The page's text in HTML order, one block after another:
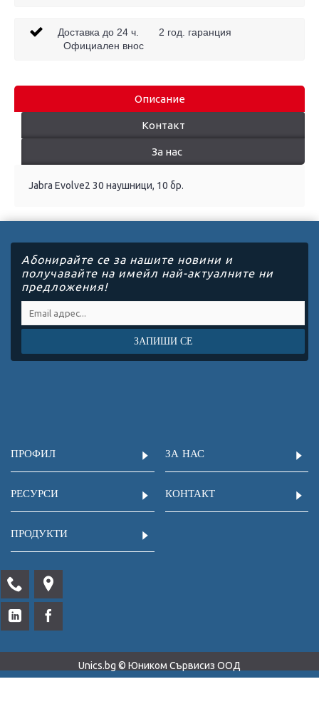
Доставка до 24 ч. 2 год. гаранция
Официален внос
Описание
Контакт
За нас
Jabra Evolve2 30 наушници, 10 бр.
Абонирайте се за нашите новини и
получавайте на имейл най-актуалните ни
предложения!
ЗАПИШИ СЕ
ПРОФИЛ ЗА НАС
РЕСУРСИ КОНТАКТ
ПРОДУКТИ
Unics.bg © Юником Сървисиз ООД